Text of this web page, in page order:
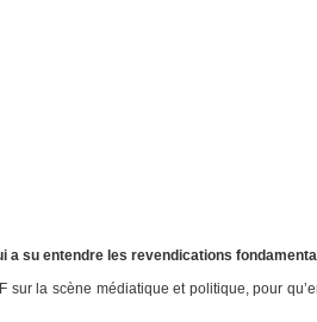
a su entendre les revendications
la scène médiatique et politique, pour